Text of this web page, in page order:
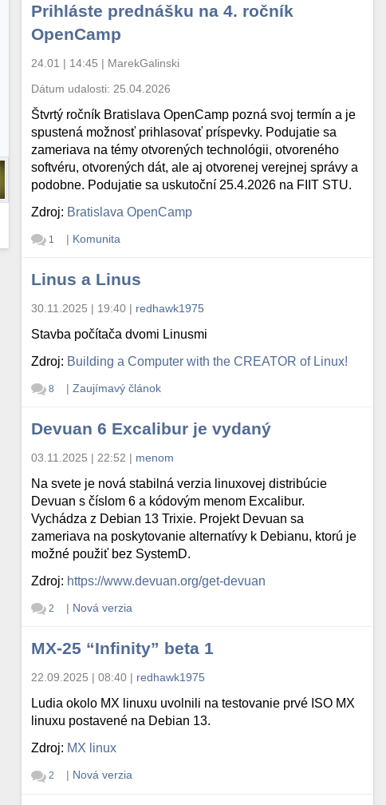
Prihláste prednášku na 4. ročník
OpenCamp
24.01 | 14:45 | MarekGalinski
Dátum udalosti: 25.04.2026
Štvrtý ročník Bratislava OpenCamp pozná svoj termín a je
spustená možnosť prihlasovať príspevky. Podujatie sa
zameriava na témy otvorených technológii, otvoreného
softvéru, otvorených dát, ale aj otvorenej verejnej správy a
podobne. Podujatie sa uskutoční 25.4.2026 na FIIT STU.
Zdroj: Bratislava OpenCamp
1 | Komunita
Linus a Linus
30.11.2025 | 19:40 | redhawk1975
Stavba počítača dvomi Linusmi
Zdroj: Building a Computer with the CREATOR of Linux!
8 | Zaujímavý článok
Devuan 6 Excalibur je vydaný
03.11.2025 | 22:52 | menom
Na svete je nová stabilná verzia linuxovej distribúcie
Devuan s číslom 6 a kódovým menom Excalibur.
Vychádza z Debian 13 Trixie. Projekt Devuan sa
zameriava na poskytovanie alternatívy k Debianu, ktorú je
možné použiť bez SystemD.
Zdroj: https://www.devuan.org/get-devuan
2 | Nová verzia
MX-25 “Infinity” beta 1
22.09.2025 | 08:40 | redhawk1975
Ludia okolo MX linuxu uvolnili na testovanie prvé ISO MX
linuxu postavené na Debian 13.
Zdroj: MX linux
2 | Nová verzia